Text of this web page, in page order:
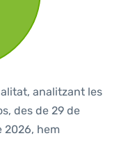
analitzant les
des de 29 de
2026, hem